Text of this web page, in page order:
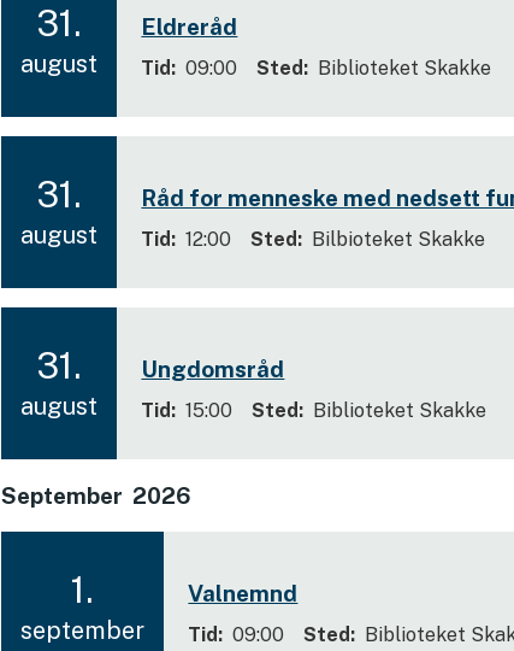
a
e
t
e
31.
august
2
2
Eldreråd
Tid 09:00 Sted Biblioteket Skakke
31.
august
2
2
Råd for menneske med nedsett
Tid 12:00 Sted Bilbioteket Skakke
31.
august
2
6
Ungdomsråd
Tid 15:00 Sted Biblioteket Skakke
September 2026
1.
september
2
Valnemnd
Tid 09:00 Sted Biblioteket